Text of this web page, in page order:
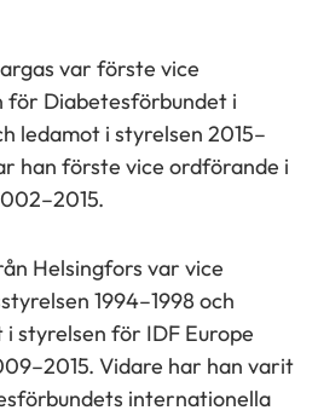
var förste vice
för Diabetesförbundet i
ledamot i styrelsen 2015–
han förste vice ordförande i
Helsingfors var vice
1994–1998 och
styrelsen för IDF Europe
Vidare har han varit
internationella